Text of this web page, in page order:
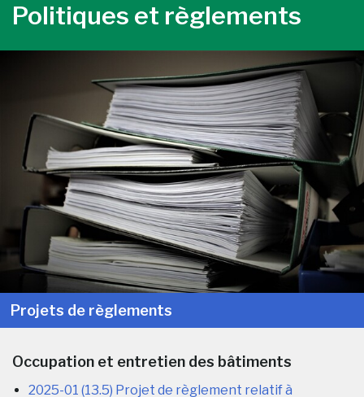
Politiques et règlements
Projets de règlements
Occupation et entretien des bâtiments
2025-01 (13.5) Projet de règlement relatif à